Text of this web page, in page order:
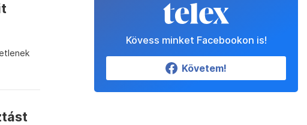
Kövess minket Facebookon is!
Követem!